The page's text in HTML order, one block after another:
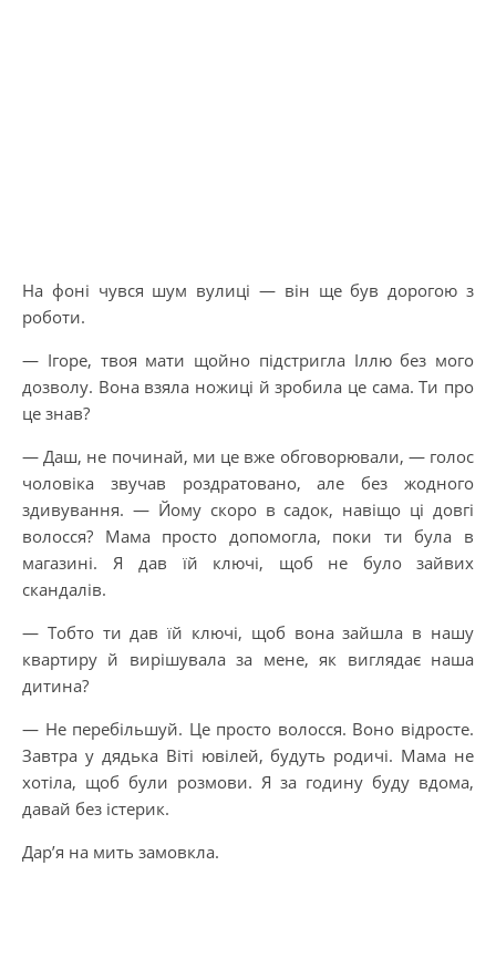
На фоні чувся шум вулиці — він ще був дорогою з
роботи.
— Ігоре, твоя мати щойно підстригла Іллю без мого
дозволу. Вона взяла ножиці й зробила це сама. Ти про
це знав?
— Даш, не починай, ми це вже обговорювали, — голос
чоловіка звучав роздратовано, але без жодного
здивування. — Йому скоро в садок, навіщо ці довгі
волосся? Мама просто допомогла, поки ти була в
магазині. Я дав їй ключі, щоб не було зайвих
скандалів.
— Тобто ти дав їй ключі, щоб вона зайшла в нашу
квартиру й вирішувала за мене, як виглядає наша
дитина?
— Не перебільшуй. Це просто волосся. Воно відросте.
Завтра у дядька Віті ювілей, будуть родичі. Мама не
хотіла, щоб були розмови. Я за годину буду вдома,
давай без істерик.
Дар’я на мить замовкла.